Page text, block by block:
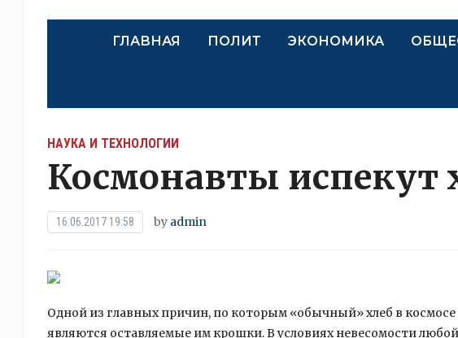
ГЛАВНАЯ ПОЛИТ ЭКОНОМИКА
НАУКА И ТЕХНОЛОГИИ
Космонавты испекут
16.06.2017 19:58 by admin
Одной из главных причин, по которым «обычный» хлеб в космосе
являются оставляемые им крошки. В условиях невесомости